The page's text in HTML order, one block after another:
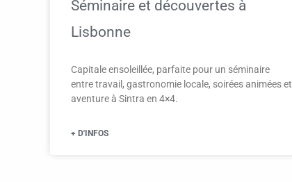
Séminaire et découvertes à
Lisbonne
Capitale ensoleillée, parfaite pour un séminaire
entre travail, gastronomie locale, soirées animées et
aventure à Sintra en 4×4.
+ D'INFOS